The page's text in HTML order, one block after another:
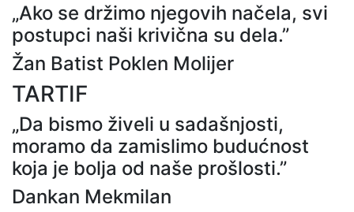
„Ako se držimo njegovih načela, svi
postupci naši krivična su dela.”
Žan Batist Poklen Molijer
TARTIF
„Da bismo živeli u sadašnjosti,
moramo da zamislimo budućnost
koja je bolja od naše prošlosti.”
Dankan Mekmilan